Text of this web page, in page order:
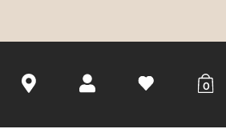
0